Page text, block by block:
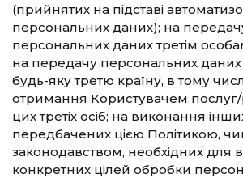
(прийнятих на підставі
персональних даних); на
персональних даних третім
на передачу персональних даних
будь-яку третю країну, в тому
отримання Користувачем послуг/
цих третіх осіб; на виконання
передбачених цією Політикою,
законодавством, необхідних для
конкретних цілей обробки